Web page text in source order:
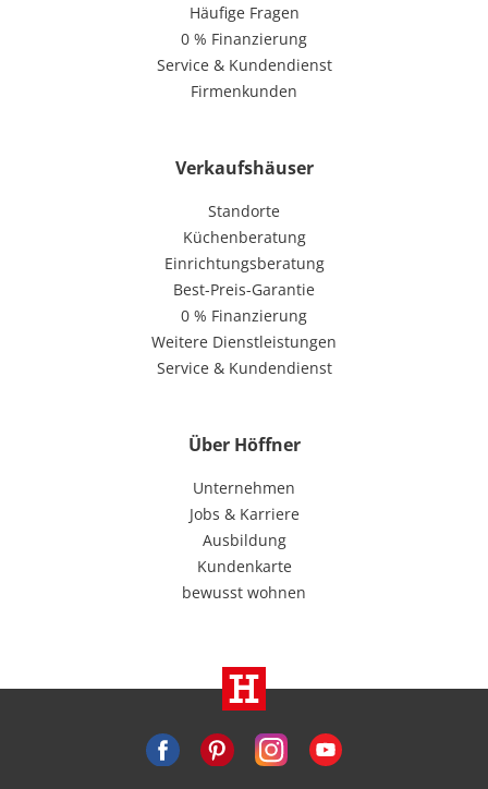
Häufige Fragen
0 % Finanzierung
Service & Kundendienst
Firmenkunden
Verkaufshäuser
Standorte
Küchenberatung
Einrichtungsberatung
Best-Preis-Garantie
0 % Finanzierung
Weitere Dienstleistungen
Service & Kundendienst
Über Höffner
Unternehmen
Jobs & Karriere
Ausbildung
Kundenkarte
bewusst wohnen